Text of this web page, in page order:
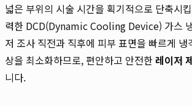
넓은 부위의 시술 시간을 획기적으로 단축시
력한 DCD(Dynamic Cooling Device) 가스
저 조사 직전과 직후에 피부 표면을 빠르게 냉
상을 최소화하므로, 편안하고 안전한 레이저
니다.